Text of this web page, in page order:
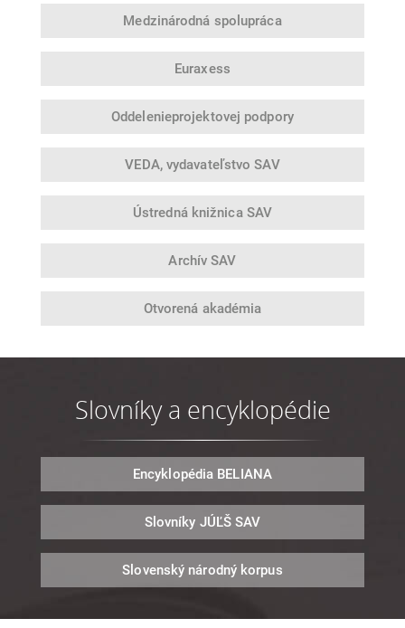
Medzinárodná spolupráca
Euraxess
Oddelenieprojektovej podpory
VEDA, vydavateľstvo SAV
Ústredná knižnica SAV
Archív SAV
Otvorená akadémia
Slovníky a encyklopédie
Encyklopédia BELIANA
Slovníky JÚĽŠ SAV
Slovenský národný korpus